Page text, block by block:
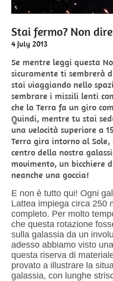
Stai fermo? Non
4 July 2013
Se mentre leggi questa
sicuramente ti sembrerà
stai viaggiando nello
sembrare i missili lenti
che la Terra fa un giro
Quindi, mentre tu stai
una velocità superiore a
Terra gira intorno al
centro della nostra
movimento, un bicchiere
neanche una goccia!
E non è tutto qui! Ogni
Lattea impiega circa 250
completo. Per molto
che questa rotazione
sulla galassia da un
adesso abbiamo visto
questa riserva di
provato a illustrare la
galassia, con lunghe